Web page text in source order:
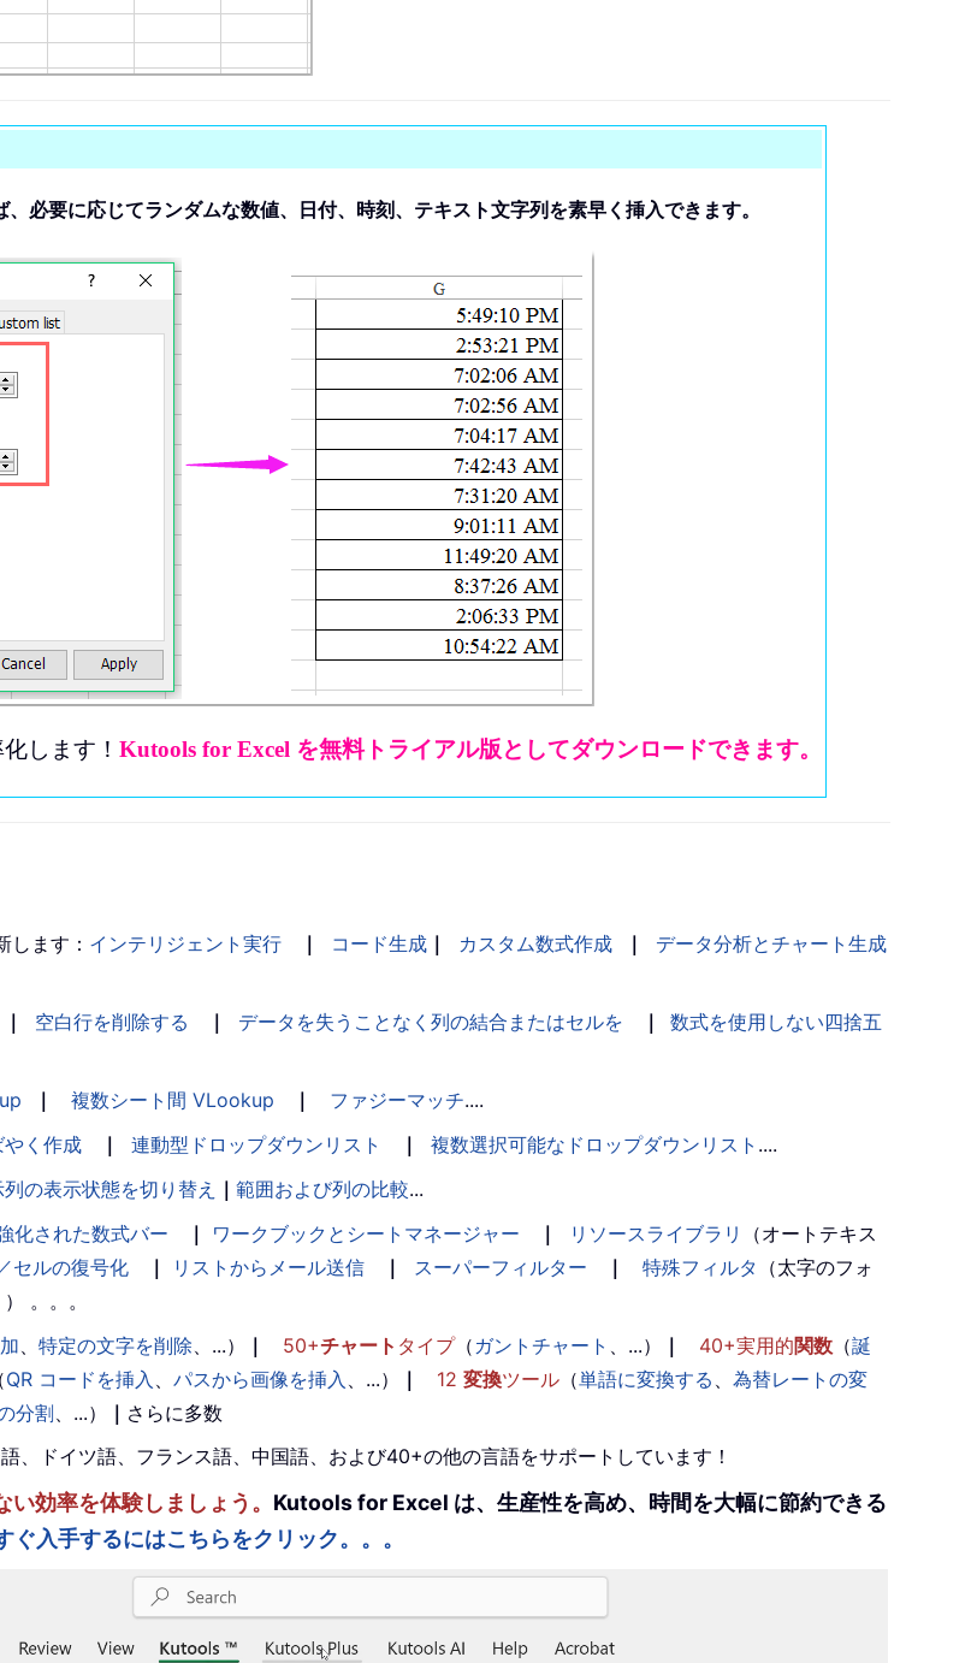
、必要に応じてランダムな数値、日付、時刻、テキスト文字列を素早く挿入できます。
します！ Kutools for Excel を無料トライアル版としてダウンロードできます。
します： インテリジェント実行 ｜ コード生成 ｜ カスタム数式作成 ｜
データ分析とチャート生成
｜ 空白行を削除する ｜ データを失うことなく列の結合またはセルを ｜
数式を使用しない四捨五
｜ 複数シート間 VLookup ｜ ファジーマッチ....
やく作成 ｜ 連動型ドロップダウンリスト ｜ 複数選択可能なドロップダウンリスト ....
の表示状態を切り替え ｜ 範囲および列の比較...
化された数式バー ｜ ワークブックとシートマネージャー ｜ リソースライブラリ
（オートテキス
セルの復号化 ｜ リストからメール送信 ｜ スーパーフィルター ｜ 特殊フィルタ （太字のフォ
。。。
、 特定の文字を削除、...） ｜ 50+チャート タイプ（ ガントチャート 、...） ｜ 40+実用的関数 （誕
（QR コードを挿入 、 パスから画像を挿入 、...） ｜ 12 変換ツール （単語に変換する 、 為替レートの変
分割、...） ｜ さらに多数
ドイツ語、フランス語、中国語、および40+の他の言語をサポートしています！
効率を体験しましょう。 Kutools for Excel は、生産性を高め、時間を大幅に節約できる
ぐ入手するにはこちらをクリック。。。